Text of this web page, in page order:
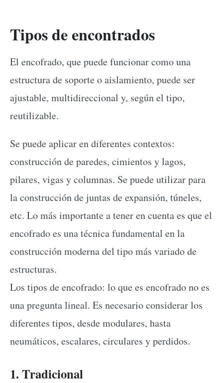
Tipos de encontrados
El encofrado, que puede funcionar como una
estructura de soporte o aislamiento, puede ser
ajustable, multidireccional y, según el tipo,
reutilizable.
Se puede aplicar en diferentes contextos:
construcción de paredes, cimientos y lagos,
pilares, vigas y columnas. Se puede utilizar para
la construcción de juntas de expansión, túneles,
etc. Lo más importante a tener en cuenta es que el
encofrado es una técnica fundamental en la
construcción moderna del tipo más variado de
estructuras.
Los tipos de encofrado: lo que es encofrado no es
una pregunta lineal. Es necesario considerar los
diferentes tipos, desde modulares, hasta
neumáticos, escalares, circulares y perdidos.
1. Tradicional